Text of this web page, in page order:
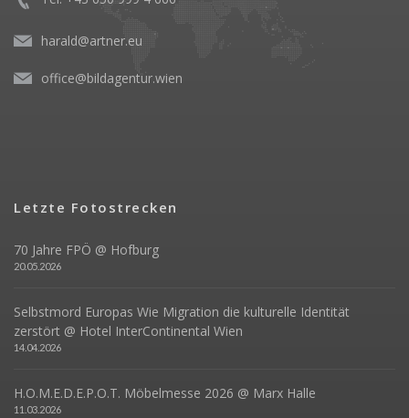
harald@artner.eu
office@bildagentur.wien
Letzte Fotostrecken
70 Jahre FPÖ @ Hofburg
20.05.2026
Selbstmord Europas Wie Migration die kulturelle Identität
zerstört @ Hotel InterContinental Wien
14.04.2026
H.O.M.E.D.E.P.O.T. Möbelmesse 2026 @ Marx Halle
11.03.2026